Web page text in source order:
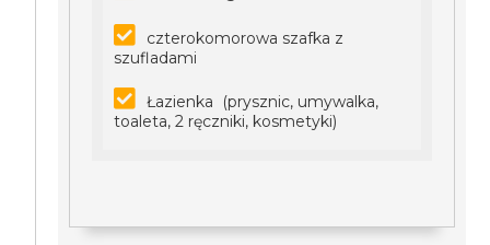
czterokomorowa szafka z
szufladami
Łazienka (prysznic, umywalka,
toaleta, 2 ręczniki, kosmetyki)